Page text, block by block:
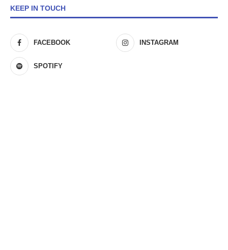
KEEP IN TOUCH
FACEBOOK INSTAGRAM
SPOTIFY